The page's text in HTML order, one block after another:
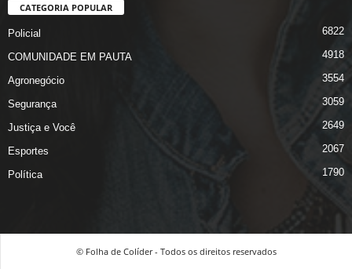
CATEGORIA POPULAR
Policial 6822
COMUNIDADE EM PAUTA 4918
Agronegócio 3554
Segurança 3059
Justiça e Você 2649
Esportes 2067
Política 1790
© Folha de Colíder - Todos os direitos reservados